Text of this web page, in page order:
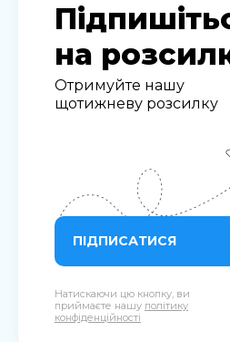
на
Отримуйте нашу
щотижневу розсилку
ПІДПИСАТИСЯ
Натискаючи цю кнопку, ви
приймаєте нашу політику
конфіденційності